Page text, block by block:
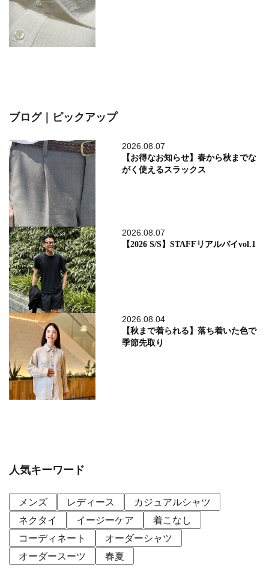
ブログ｜ピックアップ
2026.08.07
【お得なお知らせ】春から秋までな
がく使えるスラックス
2026.08.07
【2026 S/S】STAFFリアルバイvol.1
2026.08.04
【秋まで着られる】落ち着いた色で
季節先取り
人気キーワード
メンズ レディース
カジュアルシャツ
ネクタイ
イージーケア
着こなし
コーディネート
オーダーシャツ
オーダースーツ
春夏